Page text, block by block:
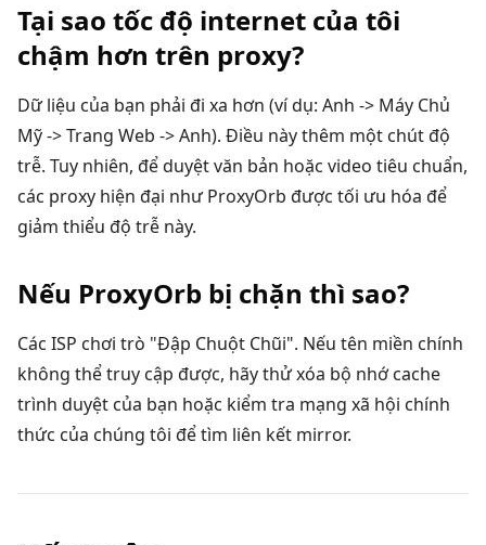
Tại sao tốc độ internet của tôi
chậm hơn trên proxy?
Dữ liệu của bạn phải đi xa hơn (ví dụ: Anh -> Máy Chủ
Mỹ -> Trang Web -> Anh). Điều này thêm một chút độ
trễ. Tuy nhiên, để duyệt văn bản hoặc video tiêu chuẩn,
các proxy hiện đại như ProxyOrb được tối ưu hóa để
giảm thiểu độ trễ này.
Nếu ProxyOrb bị chặn thì sao?
Các ISP chơi trò "Đập Chuột Chũi". Nếu tên miền chính
không thể truy cập được, hãy thử xóa bộ nhớ cache
trình duyệt của bạn hoặc kiểm tra mạng xã hội chính
thức của chúng tôi để tìm liên kết mirror.